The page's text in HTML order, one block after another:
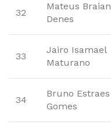
32
Mateus Braian
Denes
33
Jairo Isamael
Maturano
34
Bruno Estraes
Gomes